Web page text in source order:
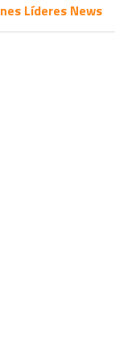
Líderes News